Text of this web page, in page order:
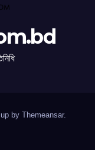
by Themeansar.